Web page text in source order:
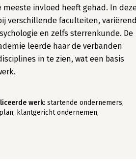
meeste invloed heeft gehad. In
verschillende faculteiten, variërend
en zelfs sterrenkunde. De
leerde haar de verbanden
in te zien, wat een basis
werk: startende ondernemers,
klantgericht ondernemen,